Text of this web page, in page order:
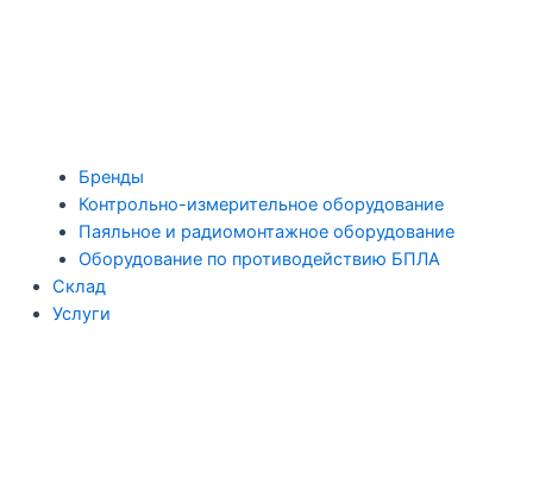
Бренды
Контрольно-измерительное оборудование
Паяльное и радиомонтажное оборудование
Оборудование по противодействию БПЛА
Склад
Услуги